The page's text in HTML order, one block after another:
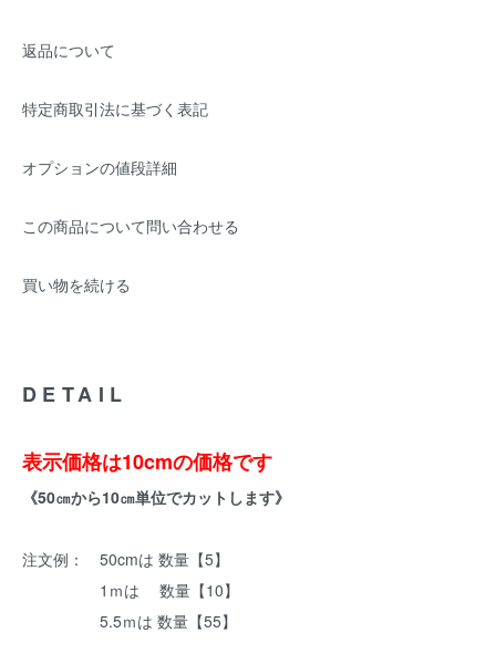
返品について
特定商取引法に基づく表記
オプションの値段詳細
この商品について問い合わせる
買い物を続ける
DETAIL
表示価格は10cmの価格です
《50㎝から10㎝単位でカットします》
注文例： 50cmは 数量【5】
1ｍは 数量【10】
5.5ｍは 数量【55】